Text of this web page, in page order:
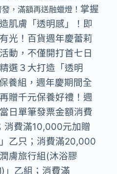
，滿額再送融蠟燈！ 掌握
肌膚「透明感」！即
光！百貨週年慶蕾莉
動，不僅開打首七日
選３大打造「透明
養組，週年慶期間全
贈千元保養好禮！週
⽇單筆發票⾦額消費
費滿10,000元加贈
乙只；消費滿20,000
膚旅⾏組(沐浴膠
」乙組；消費滿